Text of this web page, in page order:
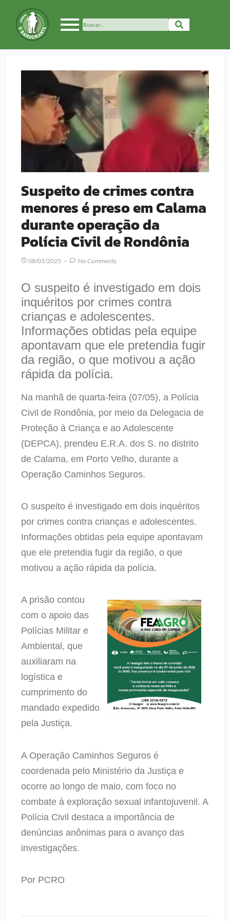
Suspeito de crimes contra
menores é preso em Calama
durante operação da
Polícia Civil de Rondônia
08/05/2025 No Comments
O suspeito é investigado em dois
inquéritos por crimes contra
crianças e adolescentes.
Informações obtidas pela equipe
apontavam que ele pretendia fugir
da região, o que motivou a ação
rápida da polícia.
Na manhã de quarta-feira (07/05), a Polícia
Civil de Rondônia, por meio da Delegacia de
Proteção à Criança e ao Adolescente
(DEPCA), prendeu E.R.A. dos S. no distrito
de Calama, em Porto Velho, durante a
Operação Caminhos Seguros.
O suspeito é investigado em dois inquéritos
por crimes contra crianças e adolescentes.
Informações obtidas pela equipe apontavam
que ele pretendia fugir da região, o que
motivou a ação rápida da polícia.
A prisão contou
com o apoio das
Polícias Militar e
Ambiental, que
auxiliaram na
logística e
cumprimento do
mandado expedido
pela Justiça.
A Operação Caminhos Seguros é
coordenada pelo Ministério da Justiça e
ocorre ao longo de maio, com foco no
combate à exploração sexual infantojuvenil. A
Polícia Civil destaca a importância de
denúncias anônimas para o avanço das
investigações.
Por PCRO